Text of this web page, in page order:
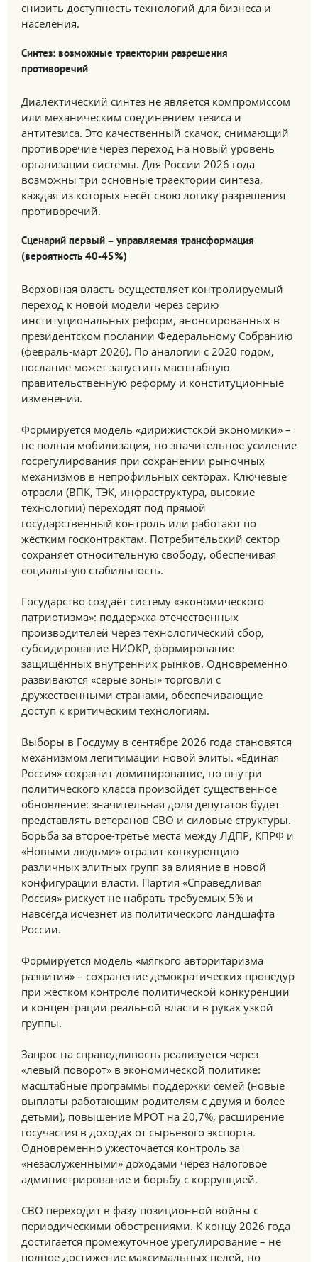
снизить доступность технологий для бизнеса и
населения.
Синтез: возможные траектории разрешения
противоречий
Диалектический синтез не является компромиссом
или механическим соединением тезиса и
антитезиса. Это качественный скачок, снимающий
противоречие через переход на новый уровень
организации системы. Для России 2026 года
возможны три основные траектории синтеза,
каждая из которых несёт свою логику разрешения
противоречий.
Сценарий первый – управляемая трансформация
(вероятность 40-45%)
Верховная власть осуществляет контролируемый
переход к новой модели через серию
институциональных реформ, анонсированных в
президентском послании Федеральному Собранию
(февраль-март 2026). По аналогии с 2020 годом,
послание может запустить масштабную
правительственную реформу и конституционные
изменения.
Формируется модель «дирижистской экономики» –
не полная мобилизация, но значительное усиление
госрегулирования при сохранении рыночных
механизмов в непрофильных секторах. Ключевые
отрасли (ВПК, ТЭК, инфраструктура, высокие
технологии) переходят под прямой
государственный контроль или работают по
жёстким госконтрактам. Потребительский сектор
сохраняет относительную свободу, обеспечивая
социальную стабильность.
Государство создаёт систему «экономического
патриотизма»: поддержка отечественных
производителей через технологический сбор,
субсидирование НИОКР, формирование
защищённых внутренних рынков. Одновременно
развиваются «серые зоны» торговли с
дружественными странами, обеспечивающие
доступ к критическим технологиям.
Выборы в Госдуму в сентябре 2026 года становятся
механизмом легитимации новой элиты. «Единая
Россия» сохранит доминирование, но внутри
политического класса произойдёт существенное
обновление: значительная доля депутатов будет
представлять ветеранов СВО и силовые структуры.
Борьба за второе-третье места между ЛДПР, КПРФ и
«Новыми людьми» отразит конкуренцию
различных элитных групп за влияние в новой
конфигурации власти. Партия «Справедливая
Россия» рискует не набрать требуемых 5% и
навсегда исчезнет из политического ландшафта
России.
Формируется модель «мягкого авторитаризма
развития» – сохранение демократических процедур
при жёстком контроле политической конкуренции
и концентрации реальной власти в руках узкой
группы.
Запрос на справедливость реализуется через
«левый поворот» в экономической политике:
масштабные программы поддержки семей (новые
выплаты работающим родителям с двумя и более
детьми), повышение МРОТ на 20,7%, расширение
госучастия в доходах от сырьевого экспорта.
Одновременно ужесточается контроль за
«незаслуженными» доходами через налоговое
администрирование и борьбу с коррупцией.
СВО переходит в фазу позиционной войны с
периодическими обострениями. К концу 2026 года
достигается промежуточное урегулирование – не
полное достижение максимальных целей, но